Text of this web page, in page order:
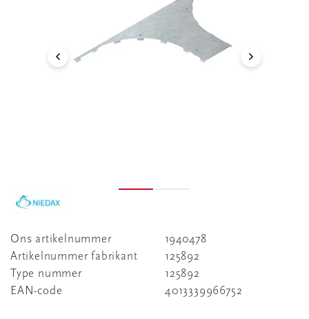
Ons artikelnummer
1940478
Artikelnummer fabrikant
125892
Type nummer
125892
EAN-code
4013339966752